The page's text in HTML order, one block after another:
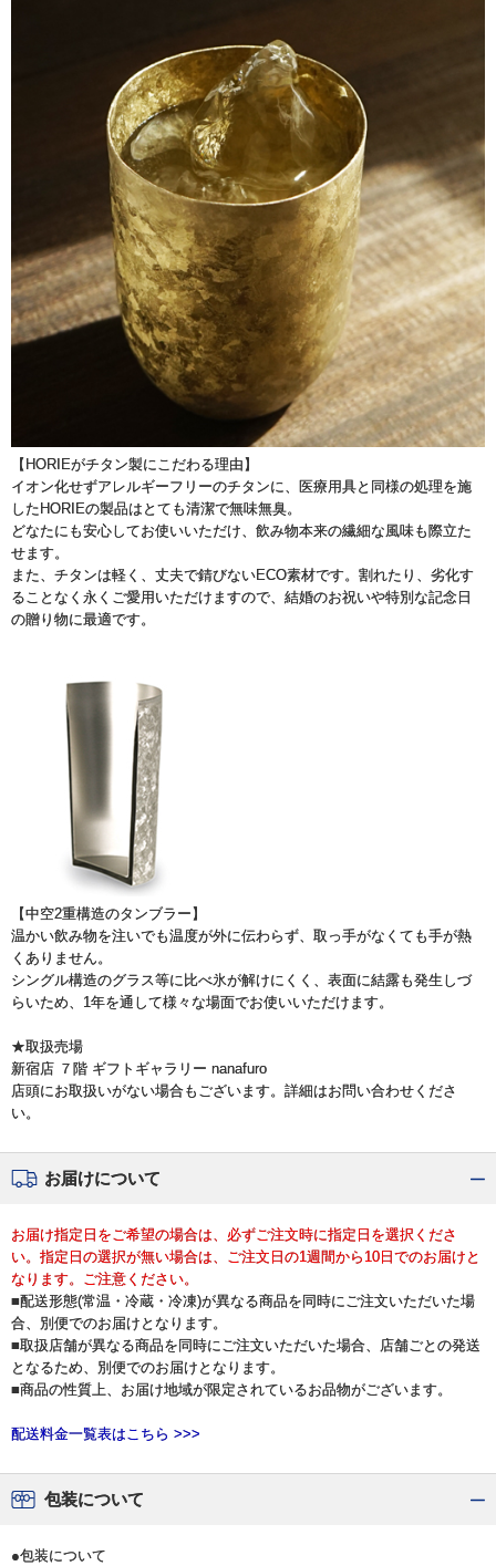
【HORIEがチタン製にこだわる理由】
イオン化せずアレルギーフリーのチタンに、医療用具と同様の処理を施
したHORIEの製品はとても清潔で無味無臭。
どなたにも安心してお使いいただけ、飲み物本来の繊細な風味も際立た
せます。
また、チタンは軽く、丈夫で錆びないECO素材です。割れたり、劣化す
ることなく永くご愛用いただけますので、結婚のお祝いや特別な記念日
の贈り物に最適です。
【中空2重構造のタンブラー】
温かい飲み物を注いでも温度が外に伝わらず、取っ手がなくても手が熱
くありません。
シングル構造のグラス等に比べ氷が解けにくく、表面に結露も発生しづ
らいため、1年を通して様々な場面でお使いいただけます。
★取扱売場
新宿店 ７階 ギフトギャラリー nanafuro
店頭にお取扱いがない場合もございます。詳細はお問い合わせくださ
い。
お届けについて
お届け指定日をご希望の場合は、必ずご注文時に指定日を選択くださ
い。指定日の選択が無い場合は、ご注文日の1週間から10日でのお届けと
なります。ご注意ください。
■配送形態(常温・冷蔵・冷凍)が異なる商品を同時にご注文いただいた場
合、別便でのお届けとなります。
■取扱店舗が異なる商品を同時にご注文いただいた場合、店舗ごとの発送
となるため、別便でのお届けとなります。
■商品の性質上、お届け地域が限定されているお品物がございます。
配送料金一覧表はこちら >>>
包装について
●包装について